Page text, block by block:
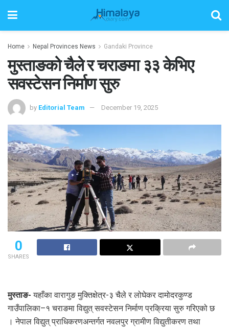
Home Nepal Provinces News Gandaki Province
मुस्ताङको चैले र चराङमा ३३ केभिए
सवस्टेसन निर्माण सुरु
by Editorial Team December 19, 2025
0
SHARES
मुस्ताङ- यहाँका वारागुङ मुक्तिक्षेत्र-३ चैले र लोघेकर दामोदरकुण्ड
गाउँपालिका–१ चराङमा विद्युत् सवस्टेसन निर्माण प्रक्रिया सुरु गरिएको छ
। नेपाल विद्युत् प्राधिकरणअन्तर्गत नवलपुर ग्रामीण विद्युतीकरण तथा